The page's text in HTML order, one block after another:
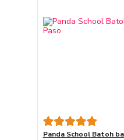
Panda School Batoh